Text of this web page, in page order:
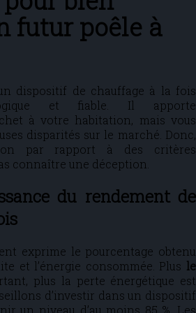
futur poêle à
dispositif de chauffage à la fois
et fiable. Il apporte
à votre habitation, mais vous
disparités sur le marché. Donc,
par rapport à des critères
connaître une déception.
du rendement de
exprime le pourcentage obtenu
et l’énergie consommée. Plus le
plus la perte énergétique est
d’investir dans un dispositif
un niveau d’au moins 85 %. Les